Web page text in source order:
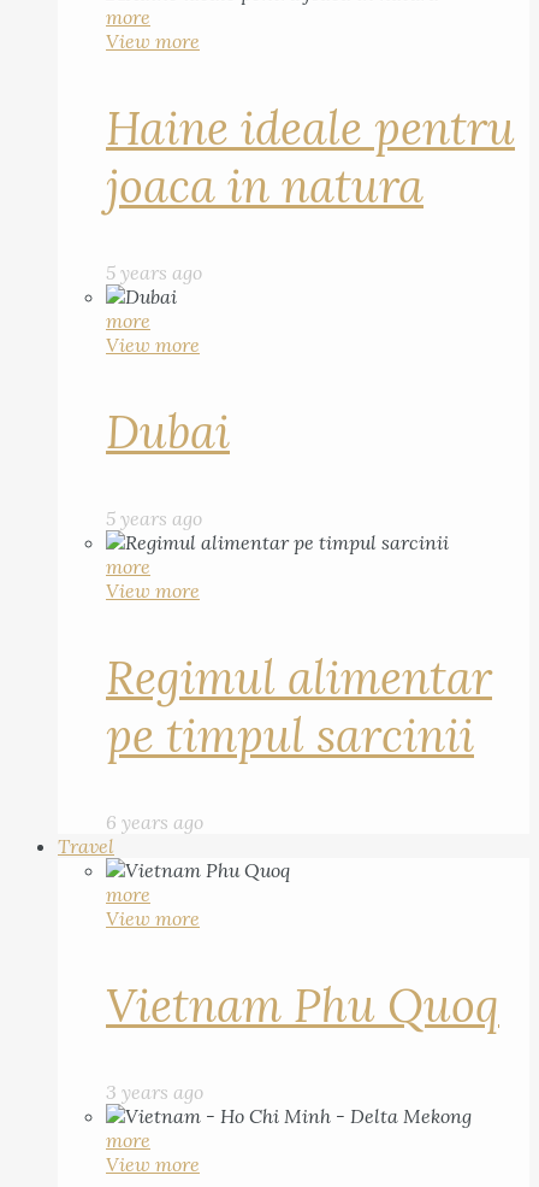
more
View more
Haine ideale pentru
joaca in natura
5 years ago
more
View more
Dubai
5 years ago
more
View more
Regimul alimentar
pe timpul sarcinii
6 years ago
Travel
more
View more
Vietnam Phu Quoq
3 years ago
more
View more